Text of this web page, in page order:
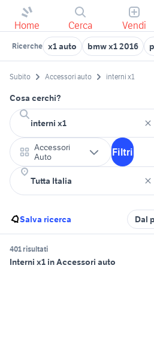
Home Cerca Vendi
Ricerche x1 auto bmw x1 2016
Subito Accessori auto interni x1
Cosa cerchi?
Accessori
Auto
Filtri
Salva ricerca Dal
401 risultati
Interni x1 in Accessori auto